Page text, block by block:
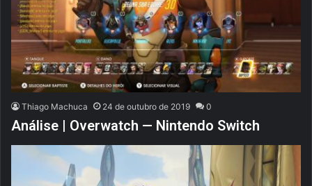
Thiago Machuca 24 de outubro de 2019 0
Análise | Overwatch — Nintendo Switch